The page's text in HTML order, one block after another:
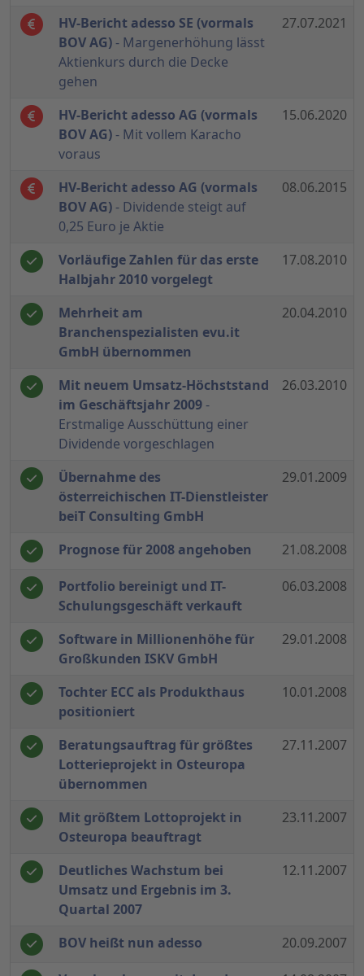
HV-Bericht adesso SE (vormals
BOV AG) - Margenerhöhung lässt
Aktienkurs durch die Decke
gehen
27.07.2021
HV-Bericht adesso AG (vormals
BOV AG)- Mit vollem Karacho
voraus
15.06.2020
HV-Bericht adesso AG (vormals
BOV AG) - Dividende steigt auf
0,25 Euro je Aktie
08.06.2015
Vorläufige Zahlen für das erste
Halbjahr 2010 vorgelegt
17.08.2010
Mehrheit am
Branchenspezialisten evu.it
GmbH übernommen
20.04.2010
Mit neuem Umsatz-Höchststand
im Geschäftsjahr 2009-
Erstmalige Ausschüttung einer
Dividende vorgeschlagen
26.03.2010
Übernahme des
österreichischen IT-Dienstleister
beiT Consulting GmbH
29.01.2009
Prognose für 2008 angehoben 21.08.2008
Portfolio bereinigt und IT-
Schulungsgeschäft verkauft
06.03.2008
Software in Millionenhöhe für
Großkunden ISKV GmbH
29.01.2008
Tochter ECC als Produkthaus
positioniert
10.01.2008
Beratungsauftrag für größtes
Lotterieprojekt in Osteuropa
übernommen
27.11.2007
Mit größtem Lottoprojekt in
Osteuropa beauftragt
23.11.2007
Deutliches Wachstum bei
Umsatz und Ergebnis im 3.
Quartal 2007
12.11.2007
BOV heißt nun adesso 20.09.2007